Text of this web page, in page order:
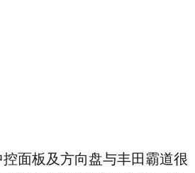
面板及方向盘与丰田霸道很